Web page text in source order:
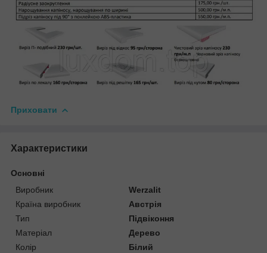
Приховати
Характеристики
Основні
Виробник
Werzalit
Країна виробник
Австрія
Тип
Підвіконня
Матеріал
Дерево
Колір
Білий